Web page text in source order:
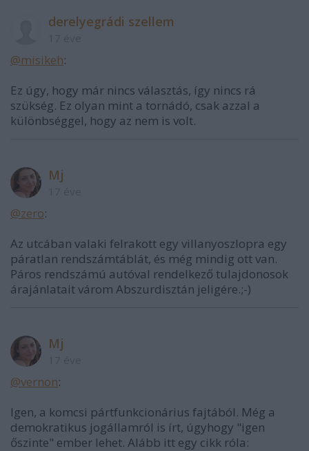
derelyegrádi szellem
@misikeh:
Ez úgy, hogy már nincs választás, így nincs rá
szükség. Ez olyan mint a tornádó, csak azzal a
különbséggel, hogy az nem is volt.
Mj
@zero:
Az utcában valaki felrakott egy villanyoszlopra egy
páratlan rendszámtáblát, és még mindig ott van.
Páros rendszámú autóval rendelkező tulajdonosok
árajánlatait várom Abszurdisztán jeligére.;-)
Mj
@vernon:
Igen, a komcsi pártfunkcionárius fajtából. Még a
demokratikus jogállamról is írt, úgyhogy "igen
őszinte" ember lehet. Alább itt egy cikk róla: